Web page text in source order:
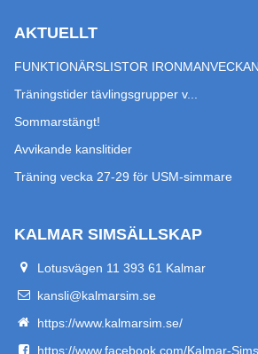
AKTUELLT
FUNKTIONÄRSLISTOR IRONMANVECKAN
Träningstider tävlingsgrupper v...
Sommarstängt!
Avvikande kanslitider
Träning vecka 27-29 för USM-simmare
KALMAR SIMSÄLLSKAP
Lotusvägen 11 393 61 Kalmar
kansli@kalmarsim.se
https://www.kalmarsim.se/
https://www.facebook.com/Kalmar-